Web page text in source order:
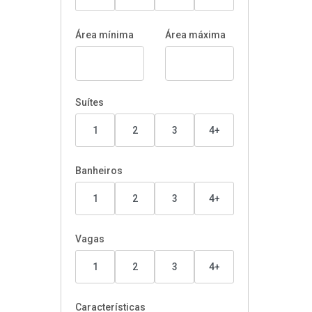
Área mínima Área máxima
Suítes
1 2 3 4+
Banheiros
1 2 3 4+
Vagas
1 2 3 4+
Características